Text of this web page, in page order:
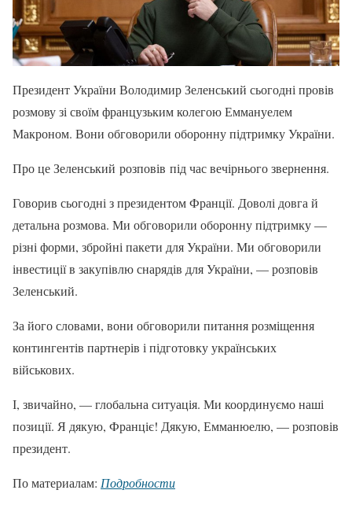
Президент України Володимир Зеленський сьогодні провів
розмову зі своїм французьким колегою Еммануелем
Макроном. Вони обговорили оборонну підтримку України.
Про це Зеленський розповів під час вечірнього звернення.
Говорив сьогодні з президентом Франції. Доволі довга й
детальна розмова. Ми обговорили оборонну підтримку —
різні форми, збройні пакети для України. Ми обговорили
інвестиції в закупівлю снарядів для України, — розповів
Зеленський.
За його словами, вони обговорили питання розміщення
контингентів партнерів і підготовку українських
військових.
І, звичайно, — глобальна ситуація. Ми координуємо наші
позиції. Я дякую, Франціє! Дякую, Емманюелю, — розповів
президент.
По материалам: Подробности